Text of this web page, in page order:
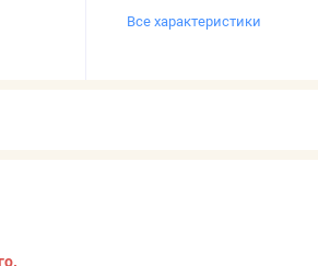
Все характеристики